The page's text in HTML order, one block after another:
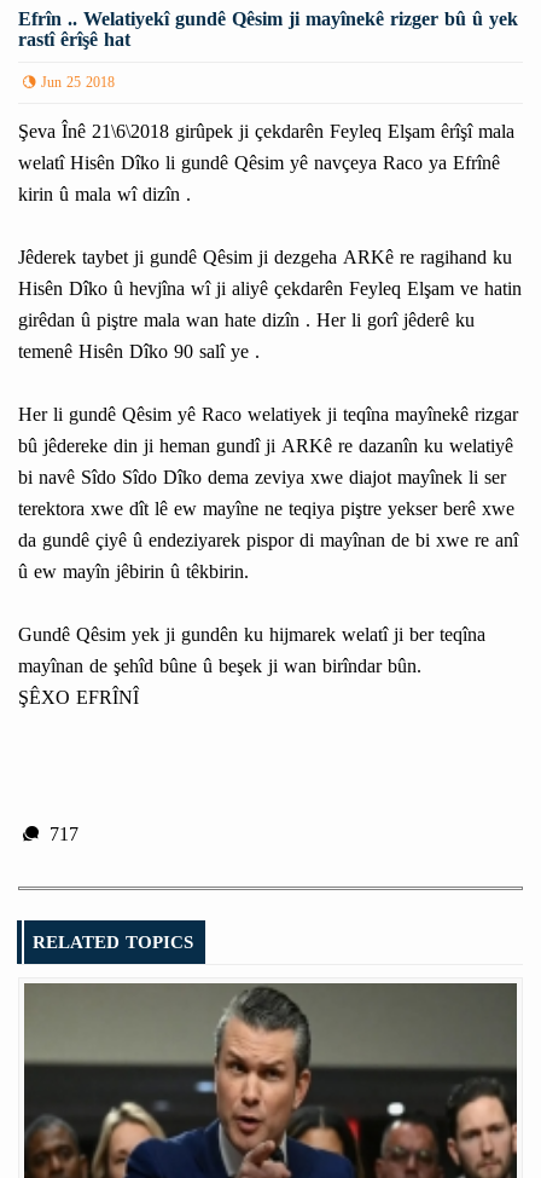
Efrîn .. Welatiyekî gundê Qêsim ji mayînekê rizger bû û yek
rastî êrîşê hat
Jun 25 2018
Şeva Înê 21\6\2018 girûpek ji çekdarên Feyleq Elşam êrîşî mala
welatî Hisên Dîko li gundê Qêsim yê navçeya Raco ya Efrînê
kirin û mala wî dizîn .
Jêderek taybet ji gundê Qêsim ji dezgeha ARKê re ragihand ku
Hisên Dîko û hevjîna wî ji aliyê çekdarên Feyleq Elşam ve hatin
girêdan û piştre mala wan hate dizîn . Her li gorî jêderê ku
temenê Hisên Dîko 90 salî ye .
Her li gundê Qêsim yê Raco welatiyek ji teqîna mayînekê rizgar
bû jêdereke din ji heman gundî ji ARKê re dazanîn ku welatiyê
bi navê Sîdo Sîdo Dîko dema zeviya xwe diajot mayînek li ser
terektora xwe dît lê ew mayîne ne teqiya piştre yekser berê xwe
da gundê çiyê û endeziyarek pispor di mayînan de bi xwe re anî
û ew mayîn jêbirin û têkbirin.
Gundê Qêsim yek ji gundên ku hijmarek welatî ji ber teqîna
mayînan de şehîd bûne û beşek ji wan birîndar bûn.
ŞÊXO EFRÎNÎ
717
RELATED TOPICS